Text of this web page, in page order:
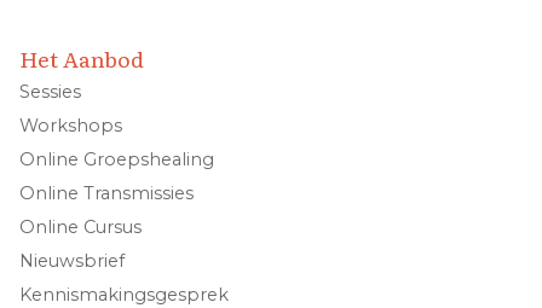
Het Aanbod
Sessies
Workshops
Online Groepshealing
Online Transmissies
Online Cursus
Nieuwsbrief
Kennismakingsgesprek